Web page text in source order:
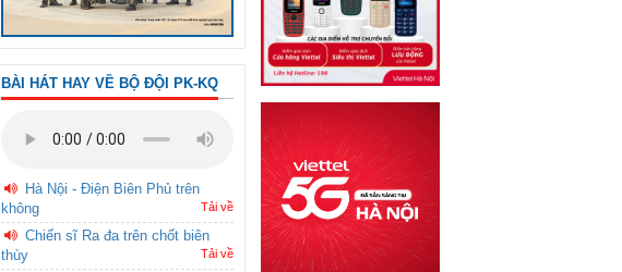
BÀI HÁT HAY VỀ BỘ ĐỘI PK-KQ
Hà Nội - Điện Biên Phủ trên
không
Tải về
Chiến sĩ Ra đa trên chốt biên
thùy
Tải về